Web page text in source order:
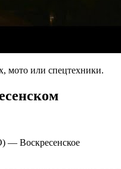
мото или спецтехники.
— Воскресенское